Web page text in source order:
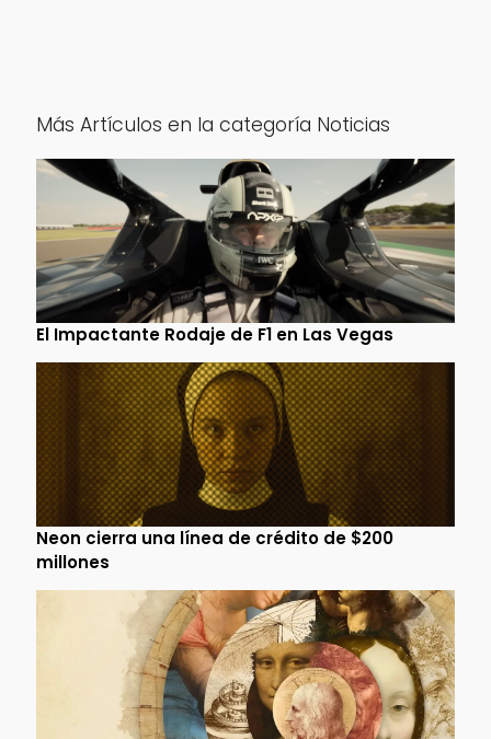
Más Artículos en la categoría Noticias
El Impactante Rodaje de F1 en Las Vegas
Neon cierra una línea de crédito de $200
millones